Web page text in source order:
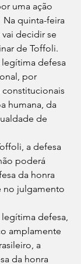
uma ação
Na quinta-feira
decidir se
de Toffoli.
legítima defesa
por
humana, da
de
a defesa
poderá
da honra
no julgamento
defesa,
amplamente
a
da honra